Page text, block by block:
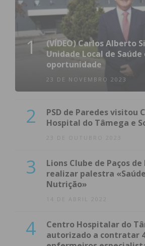
1
(VÍDEO) Carlos Alberto
Unidade Local de
oportunidade
23 DE NOVEMBRO 2023
2
PSD de Paredes visitou
Hospital do Tâmega e
23 DE OUTUBRO 2023
3
Lions Clube de Paços
realizar palestra
Nutrição»
14 DE ABRIL 2022
4
Centro Hospitalar do
autorizado a contratar